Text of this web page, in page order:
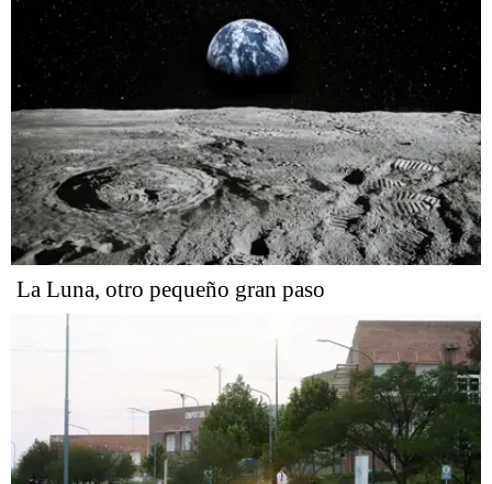
La Luna, otro pequeño gran paso